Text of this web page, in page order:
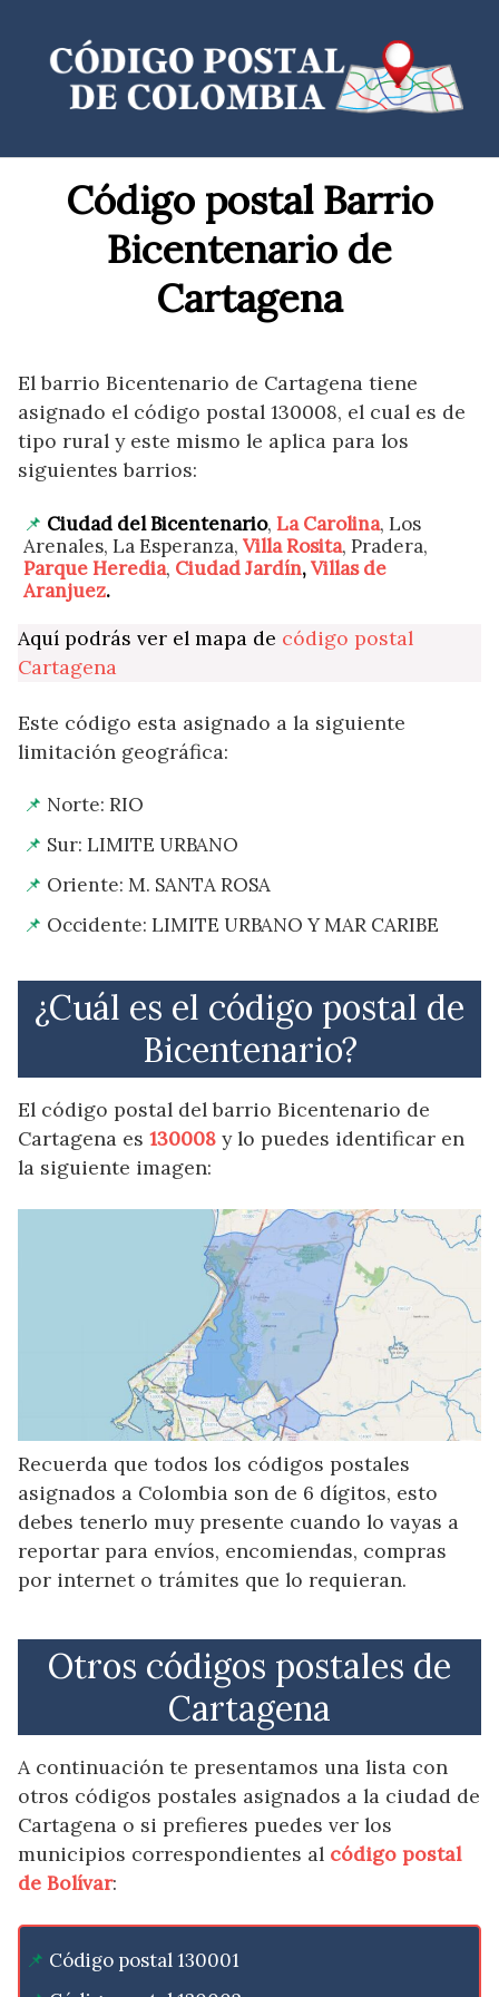
contenido
Código postal Barrio
Bicentenario de
Cartagena
El barrio Bicentenario de Cartagena tiene
asignado el código postal 130008, el cual es de
tipo rural y este mismo le aplica para los
siguientes barrios:
Ciudad del Bicentenario, La Carolina, Los
Arenales, La Esperanza, Villa Rosita, Pradera,
Parque Heredia, Ciudad Jardín,Villas de
Aranjuez.
Aquí podrás ver el mapa de código postal
Cartagena
Este código esta asignado a la siguiente
limitación geográfica:
Norte: RIO
Sur: LIMITE URBANO
Oriente: M. SANTA ROSA
Occidente: LIMITE URBANO Y MAR CARIBE
¿Cuál es el código postal de
Bicentenario?
El código postal del barrio Bicentenario de
Cartagena es 130008 y lo puedes identificar en
la siguiente imagen:
Recuerda que todos los códigos postales
asignados a Colombia son de 6 dígitos, esto
debes tenerlo muy presente cuando lo vayas a
reportar para envíos, encomiendas, compras
por internet o trámites que lo requieran.
Otros códigos postales de
Cartagena
A continuación te presentamos una lista con
otros códigos postales asignados a la ciudad de
Cartagena o si prefieres puedes ver los
municipios correspondientes al código postal
de Bolívar:
Código postal 130001